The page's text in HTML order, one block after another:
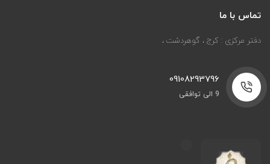
تماس با ما
دفتر مرکزی : کرج ، گوهردشت ،
09108293796
9 الی توافقی